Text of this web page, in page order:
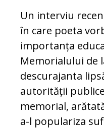
Un interviu
în care poeta
importanța
Memorialului de
descurajanta
autorității
memorial,
a-l populariza